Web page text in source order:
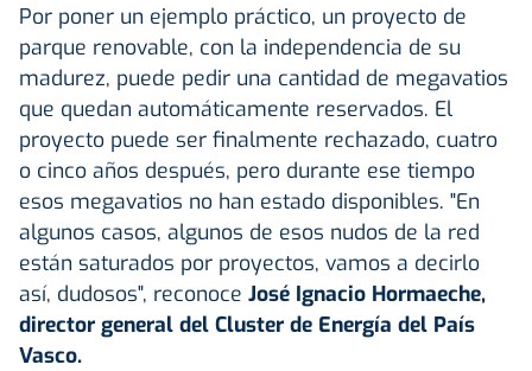
Por poner un ejemplo práctico, un proyecto de
parque renovable, con la independencia de su
madurez, puede pedir una cantidad de megavatios
que quedan automáticamente reservados. El
proyecto puede ser finalmente rechazado, cuatro
o cinco años después, pero durante ese tiempo
esos megavatios no han estado disponibles. "En
algunos casos, algunos de esos nudos de la red
están saturados por proyectos, vamos a decirlo
así, dudosos", reconoce José Ignacio Hormaeche,
director general del Cluster de Energía del País
Vasco.